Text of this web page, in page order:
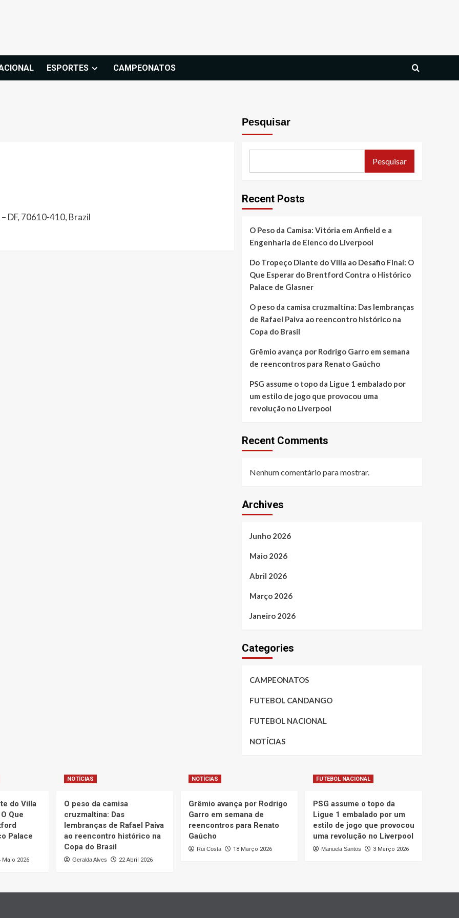
ESPORTES CAMPEONATOS
DF, 70610-410, Brazil
Pesquisar
Pesquisar
Recent Posts
O Peso da Camisa: Vitória em Anfield e a
Engenharia de Elenco do Liverpool
Do Tropeço Diante do Villa ao Desafio Final: O
Que Esperar do Brentford Contra o Histórico
Palace de Glasner
O peso da camisa cruzmaltina: Das lembranças
de Rafael Paiva ao reencontro histórico na
Copa do Brasil
Grêmio avança por Rodrigo Garro em semana
de reencontros para Renato Gaúcho
PSG assume o topo da Ligue 1 embalado por
um estilo de jogo que provocou uma
revolução no Liverpool
Recent Comments
Nenhum comentário para mostrar.
Archives
Junho 2026
Maio 2026
Abril 2026
Março 2026
Janeiro 2026
Categories
CAMPEONATOS
FUTEBOL CANDANGO
FUTEBOL NACIONAL
NOTÍCIAS
do Villa
Que
Palace
Maio 2026
NOTÍCIAS
O peso da camisa
cruzmaltina: Das
lembranças de Rafael Paiva
ao reencontro histórico na
Copa do Brasil
Geralda Alves 22 Abril 2026
NOTÍCIAS
Grêmio avança por Rodrigo
Garro em semana de
reencontros para Renato
Gaúcho
Rui Costa 18 Março 2026
FUTEBOL NACIONAL
PSG assume o topo da
Ligue 1 embalado por um
estilo de jogo que provocou
uma revolução no Liverpool
Manuela Santos 3 Março 2026